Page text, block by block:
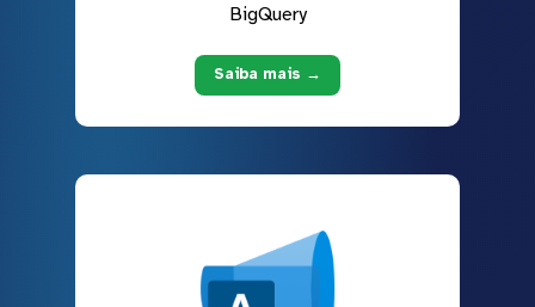
BigQuery
Saiba mais →